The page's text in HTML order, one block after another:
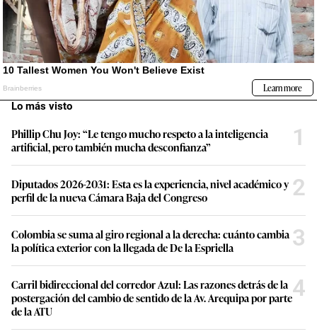
Lo más visto
Phillip Chu Joy: “Le tengo mucho respeto a la inteligencia
artificial, pero también mucha desconfianza”
1
Diputados 2026-2031: Esta es la experiencia, nivel académico y
perfil de la nueva Cámara Baja del Congreso
2
Colombia se suma al giro regional a la derecha: cuánto cambia
la política exterior con la llegada de De la Espriella
3
Carril bidireccional del corredor Azul: Las razones detrás de la
postergación del cambio de sentido de la Av. Arequipa por parte
de la ATU
4